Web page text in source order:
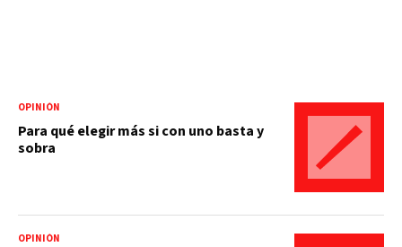
OPINIÓN
Para qué elegir más si con uno basta y
sobra
OPINIÓN